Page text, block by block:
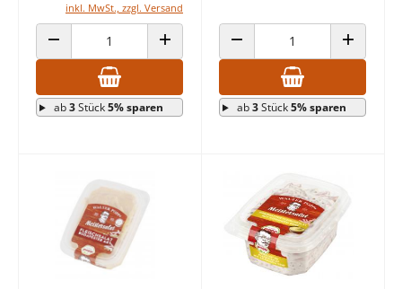
inkl. MwSt., zzgl. Versand
ANZAHL VERRINGERN ANZAHL ERHÖHEN
ab3Stück5% sparen
ANZAHL VERRINGERN ANZAHL
ab3Stück5% sparen